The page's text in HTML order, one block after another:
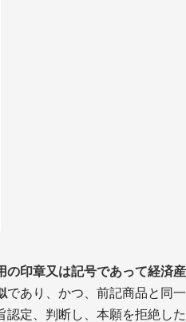
印章又は記号であって経済
であり、かつ、前記商品と同
認定、判断し、本願を拒絶した